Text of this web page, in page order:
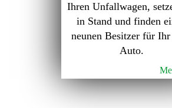
Ihren Unfallwagen,
in Stand und finden
neunen Besitzer für Ihr
Auto.